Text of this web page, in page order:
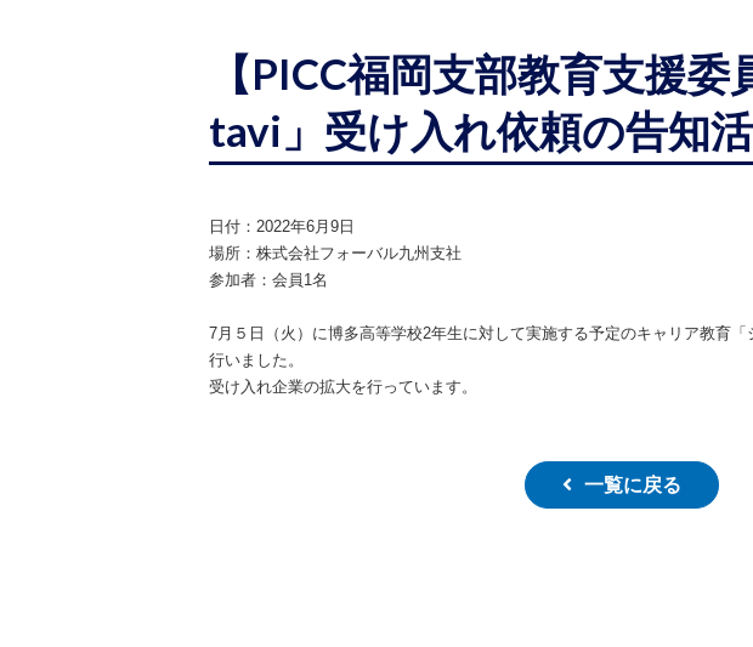
【PICC福岡支部教育支援
tavi」受け入れ依頼の告知
日付：2022年6月9日
場所：株式会社フォーバル九州支社
参加者：会員1名
7月５日（火）に博多高等学校2年生に対して実施する予定のキャリア教育
行いました。
受け入れ企業の拡大を行っています。
一覧に戻る